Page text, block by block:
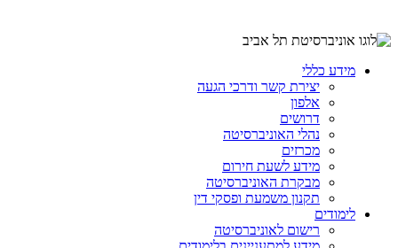
מידע כללי
יצירת קשר ודרכי הגעה
אלפון
דרושים
נהלי האוניברסיטה
מכרזים
מידע לשעת חירום
מבקרת האוניברסיטה
תקנון משמעת ופסקי דין
לימודים
רישום לאוניברסיטה